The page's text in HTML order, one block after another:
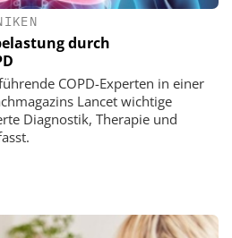
durch
COPD-Experten in einer
Lancet wichtige
Diagnostik, Therapie und